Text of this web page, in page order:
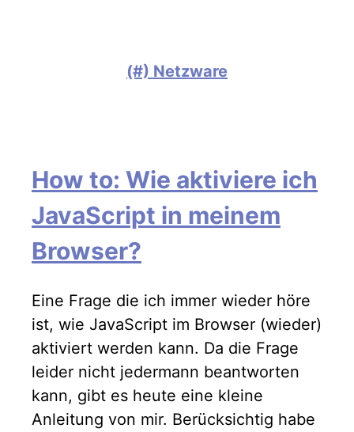
(#) Netzware
How to: Wie aktiviere ich
JavaScript in meinem
Browser?
Eine Frage die ich immer wieder höre
ist, wie JavaScript im Browser (wieder)
aktiviert werden kann. Da die Frage
leider nicht jedermann beantworten
kann, gibt es heute eine kleine
Anleitung von mir. Berücksichtig habe